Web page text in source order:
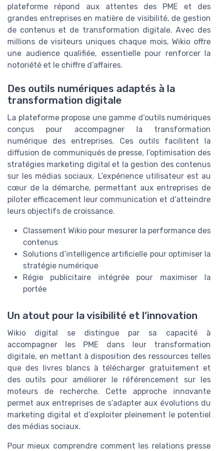
plateforme répond aux attentes des PME et des
grandes entreprises en matière de visibilité, de gestion
de contenus et de transformation digitale. Avec des
millions de visiteurs uniques chaque mois, Wikio offre
une audience qualifiée, essentielle pour renforcer la
notoriété et le chiffre d’affaires.
Des outils numériques adaptés à la
transformation digitale
La plateforme propose une gamme d’outils numériques
conçus pour accompagner la transformation
numérique des entreprises. Ces outils facilitent la
diffusion de communiqués de presse, l’optimisation des
stratégies marketing digital et la gestion des contenus
sur les médias sociaux. L’expérience utilisateur est au
cœur de la démarche, permettant aux entreprises de
piloter efficacement leur communication et d’atteindre
leurs objectifs de croissance.
Classement Wikio pour mesurer la performance des
contenus
Solutions d’intelligence artificielle pour optimiser la
stratégie numérique
Régie publicitaire intégrée pour maximiser la
portée
Un atout pour la visibilité et l’innovation
Wikio digital se distingue par sa capacité à
accompagner les PME dans leur transformation
digitale, en mettant à disposition des ressources telles
que des livres blancs à télécharger gratuitement et
des outils pour améliorer le référencement sur les
moteurs de recherche. Cette approche innovante
permet aux entreprises de s’adapter aux évolutions du
marketing digital et d’exploiter pleinement le potentiel
des médias sociaux.
Pour mieux comprendre comment les relations presse